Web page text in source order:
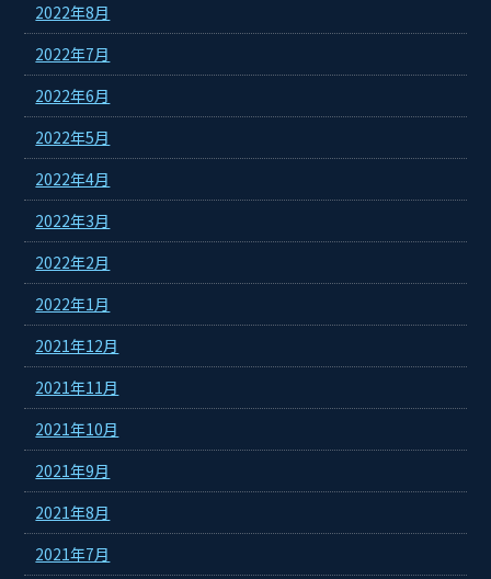
2022年8月
2022年7月
2022年6月
2022年5月
2022年4月
2022年3月
2022年2月
2022年1月
2021年12月
2021年11月
2021年10月
2021年9月
2021年8月
2021年7月